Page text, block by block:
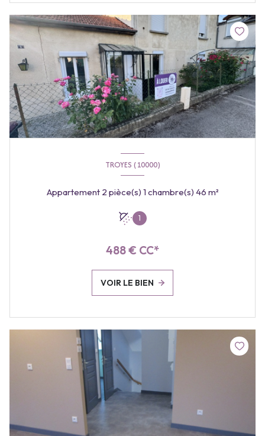
TROYES (10000)
Appartement 2 pièce(s) 1 chambre(s) 46 m²
1
488 € CC*
VOIR LE BIEN